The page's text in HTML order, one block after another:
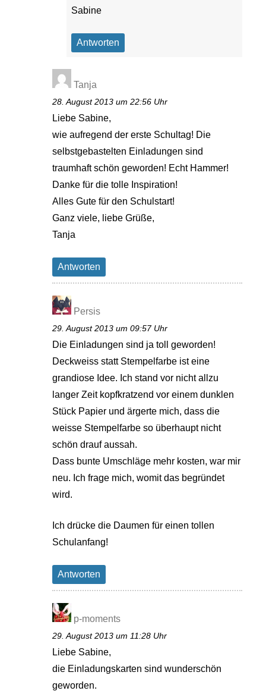
Sabine
Antworten
Tanja
28. August 2013 um 22:56 Uhr
Liebe Sabine,
wie aufregend der erste Schultag! Die
selbstgebastelten Einladungen sind
traumhaft schön geworden! Echt Hammer!
Danke für die tolle Inspiration!
Alles Gute für den Schulstart!
Ganz viele, liebe Grüße,
Tanja
Antworten
Persis
29. August 2013 um 09:57 Uhr
Die Einladungen sind ja toll geworden!
Deckweiss statt Stempelfarbe ist eine
grandiose Idee. Ich stand vor nicht allzu
langer Zeit kopfkratzend vor einem dunklen
Stück Papier und ärgerte mich, dass die
weisse Stempelfarbe so überhaupt nicht
schön drauf aussah.
Dass bunte Umschläge mehr kosten, war mir
neu. Ich frage mich, womit das begründet
wird.
Ich drücke die Daumen für einen tollen
Schulanfang!
Antworten
p-moments
29. August 2013 um 11:28 Uhr
Liebe Sabine,
die Einladungskarten sind wunderschön
geworden.